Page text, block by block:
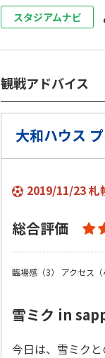
スタジアムナビ
観戦アドバイス
大和ハウス
2019/11/23 札
総合評価
臨場感（3） アクセス（
雪ミク in
今日は、雪ミク